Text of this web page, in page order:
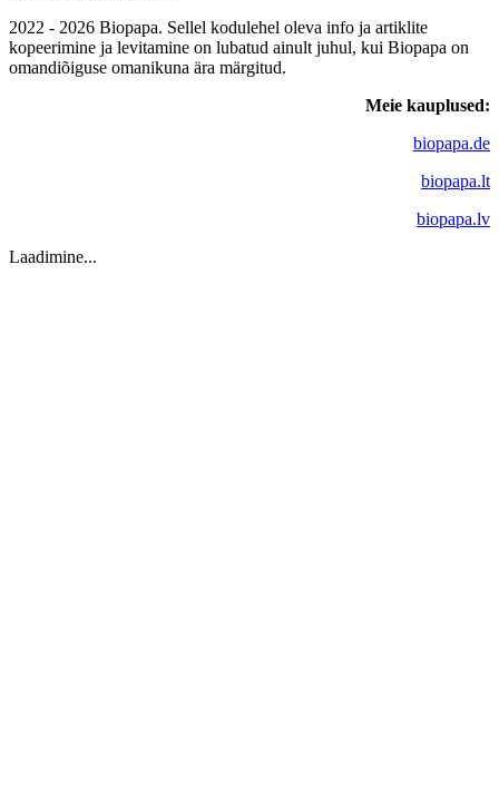
2022 - 2026 Biopapa. Sellel kodulehel oleva info ja artiklite
kopeerimine ja levitamine on lubatud ainult juhul, kui Biopapa on
omandiõiguse omanikuna ära märgitud.
Meie kauplused:
biopapa.de
biopapa.lt
biopapa.lv
Laadimine...